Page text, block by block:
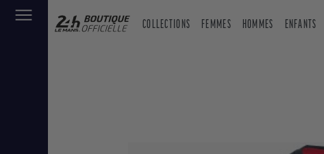
COLLECTIONS FEMMES HOMMES ENFANTS